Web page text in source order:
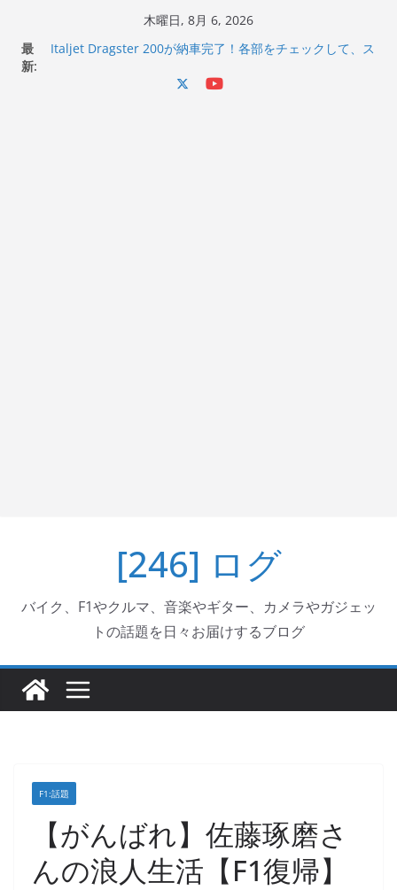
木曜日, 8月 6, 2026
最
新:
Italjet Dragster 200が納車完了！各部をチェックして、ス
[246] ログ
バイク、F1やクルマ、音楽やギター、カメラやガジェッ
トの話題を日々お届けするブログ
F1:話題
【がんばれ】佐藤琢磨さ
んの浪人生活【F1復帰】